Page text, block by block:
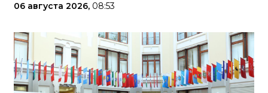
06 августа 2026, 08:53